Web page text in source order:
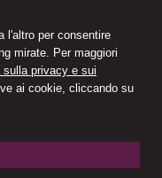
l'altro per consentire
mirate. Per maggiori
sulla privacy e sui
ai cookie, cliccando su